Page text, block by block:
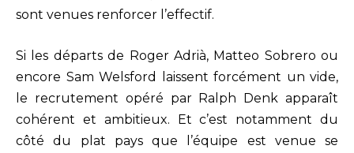
sont venues renforcer l’effectif.
Si les départs de Roger Adrià, Matteo Sobrero ou
encore Sam Welsford laissent forcément un vide,
le recrutement opéré par Ralph Denk apparaît
cohérent et ambitieux. Et c’est notamment du
côté du plat pays que l’équipe est venue se